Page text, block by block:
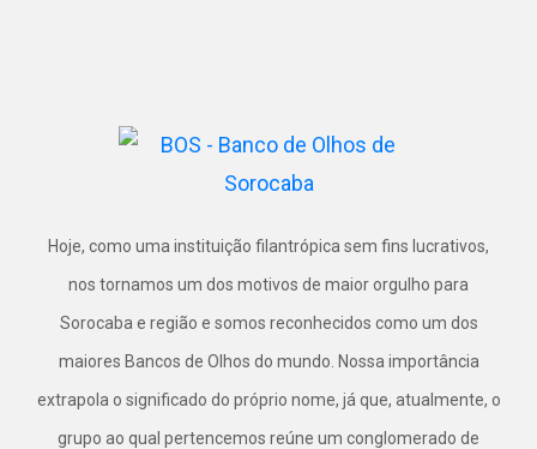
Hoje, como uma instituição filantrópica sem fins lucrativos,
nos tornamos um dos motivos de maior orgulho para
Sorocaba e região e somos reconhecidos como um dos
maiores Bancos de Olhos do mundo. Nossa importância
extrapola o significado do próprio nome, já que, atualmente, o
grupo ao qual pertencemos reúne um conglomerado de